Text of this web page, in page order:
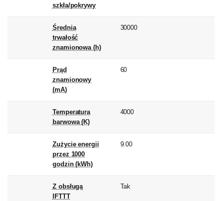
szkła/pokrywy
Średnia
trwałość
znamionowa (h)
30000
Prąd
znamionowy
(mA)
60
Temperatura
barwowa (K)
4000
Zużycie energii
przez 1000
godzin (kWh)
9.00
Z obsługą
IFTTT
Tak